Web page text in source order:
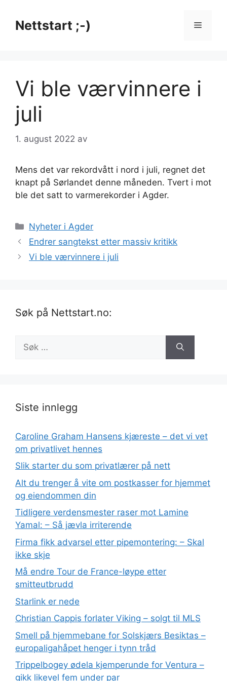
innholdNettstart ;-) Meny
Vi ble værvinnere i
juli
1. august 2022 av
Mens det var rekordvått i nord i juli, regnet det
knapt på Sørlandet denne måneden. Tvert i mot
ble det satt to varmerekorder i Agder.
Kategorier
Nyheter i Agder
Endrer sangtekst etter massiv kritikk
Vi ble værvinnere i juli
Søk på Nettstart.no:
etter:
Siste innlegg
Caroline Graham Hansens kjæreste – det vi vet
om privatlivet hennes
Slik starter du som privatlærer på nett
Alt du trenger å vite om postkasser for hjemmet
og eiendommen din
Tidligere verdensmester raser mot Lamine
Yamal: – Så jævla irriterende
Firma fikk advarsel etter pipemontering: – Skal
ikke skje
Må endre Tour de France-løype etter
smitteutbrudd
Starlink er nede
Christian Cappis forlater Viking – solgt til MLS
Smell på hjemmebane for Solskjærs Besiktas –
europaligahåpet henger i tynn tråd
Trippelbogey ødela kjemperunde for Ventura –
gikk likevel fem under par